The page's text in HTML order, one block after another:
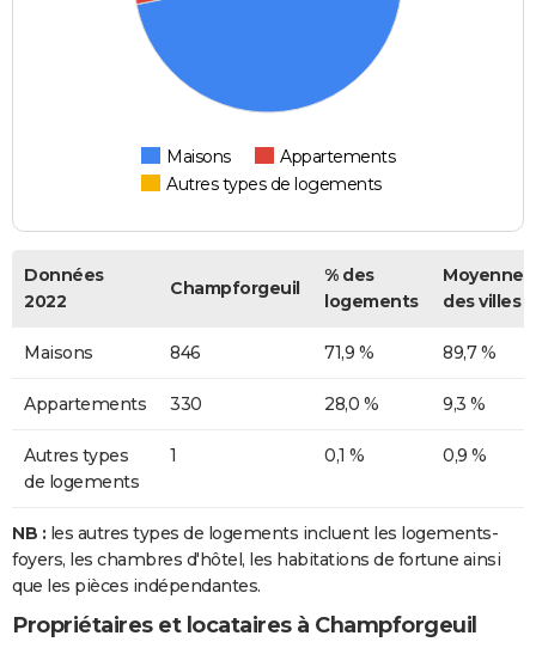
Maisons
Appartements
Autres types de logements
Données
2022
Champforgeuil
% des
logements
Moyenne
des villes
Maisons 846 71,9 % 89,7 %
Appartements 330 28,0 % 9,3 %
Autres types
de logements
1 0,1 % 0,9 %
NB : les autres types de logements incluent les logements-
foyers, les chambres d'hôtel, les habitations de fortune ainsi
que les pièces indépendantes.
Propriétaires et locataires à Champforgeuil